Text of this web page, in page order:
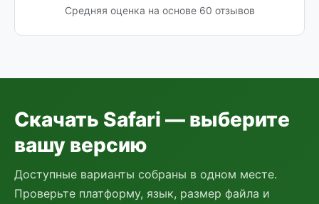
Средняя оценка на основе 60 отзывов
Скачать Safari — выберите
вашу версию
Доступные варианты собраны в одном месте.
Проверьте платформу, язык, размер файла и